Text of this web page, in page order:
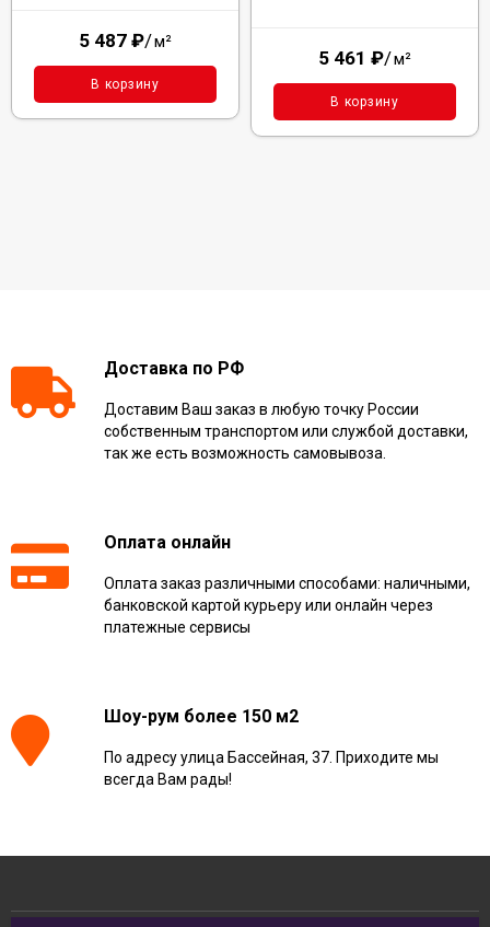
5 487 ₽/м²
В корзину
5 461 ₽/м²
В корзину
Доставка по РФ
Доставим Ваш заказ в любую точку России
собственным транспортом или службой доставки,
так же есть возможность самовывоза.
Оплата онлайн
Оплата заказ различными способами: наличными,
банковской картой курьеру или онлайн через
платежные сервисы
Шоу-рум более 150 м2
По адресу улица Бассейная, 37. Приходите мы
всегда Вам рады!